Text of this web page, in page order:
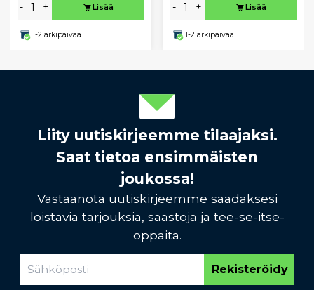
- + Lisää
1-2 arkipäivää
- + Lisää
1-2 arkipäivää
Liity uutiskirjeemme tilaajaksi.
Saat tietoa ensimmäisten
joukossa!
Vastaanota uutiskirjeemme saadaksesi
loistavia tarjouksia, säästöjä ja tee-se-itse-
oppaita.
Rekisteröidy